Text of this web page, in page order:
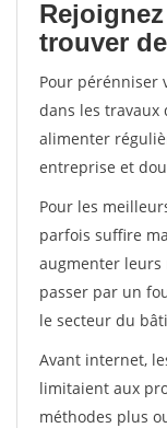
trouver
Pour pérénniser
dans les travaux
alimenter
entreprise et
Pour les
parfois suffire
augmenter
passer par un
le secteur du
Avant internet,
limitaient aux
méthodes plus